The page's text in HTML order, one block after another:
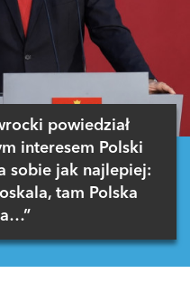
powiedział
interesem Polski
sobie jak najlepiej:
tam Polska